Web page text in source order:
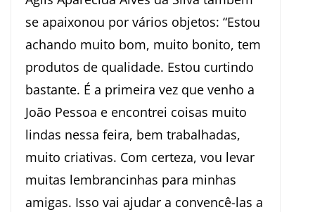
se apaixonou por vários objetos: “Estou
achando muito bom, muito bonito, tem
produtos de qualidade. Estou curtindo
bastante. É a primeira vez que venho a
João Pessoa e encontrei coisas muito
lindas nessa feira, bem trabalhadas,
muito criativas. Com certeza, vou levar
muitas lembrancinhas para minhas
amigas. Isso vai ajudar a convencê-las a